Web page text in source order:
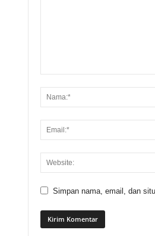
Simpan nama, email, dan